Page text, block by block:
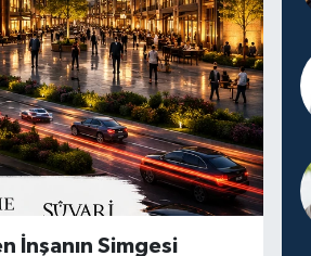
İnşanın Simgesi